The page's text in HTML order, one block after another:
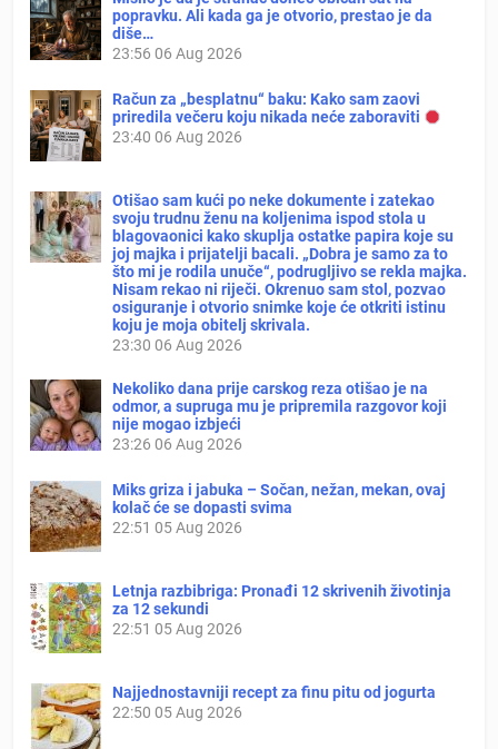
popravku. Ali kada ga je otvorio, prestao je da
diše…
23:56 06 Aug 2026
Račun za „besplatnu“ baku: Kako sam zaovi
priredila večeru koju nikada neće zaboraviti
23:40 06 Aug 2026
Otišao sam kući po neke dokumente i zatekao
svoju trudnu ženu na koljenima ispod stola u
blagovaonici kako skuplja ostatke papira koje su
joj majka i prijatelji bacali. „Dobra je samo za to
što mi je rodila unuče“, podrugljivo se rekla majka.
Nisam rekao ni riječi. Okrenuo sam stol, pozvao
osiguranje i otvorio snimke koje će otkriti istinu
koju je moja obitelj skrivala.
23:30 06 Aug 2026
Nekoliko dana prije carskog reza otišao je na
odmor, a supruga mu je pripremila razgovor koji
nije mogao izbjeći
23:26 06 Aug 2026
Miks griza i jabuka – Sočan, nežan, mekan, ovaj
kolač će se dopasti svima
22:51 05 Aug 2026
Letnja razbibriga: Pronađi 12 skrivenih životinja
za 12 sekundi
22:51 05 Aug 2026
Najjednostavniji recept za finu pitu od jogurta
22:50 05 Aug 2026